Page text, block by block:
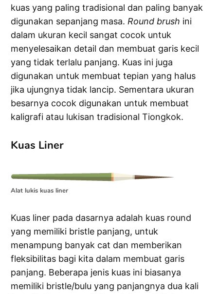
kuas yang paling tradisional dan paling banyak
digunakan sepanjang masa. Round brush ini
dalam ukuran kecil sangat cocok untuk
menyelesaikan detail dan membuat garis kecil
yang tidak terlalu panjang. Kuas ini juga
digunakan untuk membuat tepian yang halus
jika ujungnya tidak lancip. Sementara ukuran
besarnya cocok digunakan untuk membuat
kaligrafi atau lukisan tradisional Tiongkok.
Kuas Liner
Alat lukis kuas liner
Kuas liner pada dasarnya adalah kuas round
yang memiliki bristle panjang, untuk
menampung banyak cat dan memberikan
fleksibilitas bagi kita dalam membuat garis
panjang. Beberapa jenis kuas ini biasanya
memiliki bristle/bulu yang panjangnya dua kali